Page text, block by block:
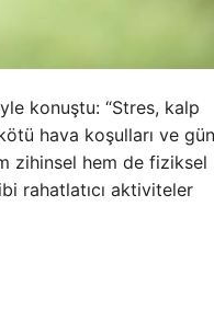
konuştu: “Stres, kalp
hava koşulları ve
zihinsel hem de fiziksel
rahatlatıcı aktiviteler